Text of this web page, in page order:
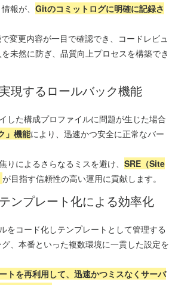
報が、 Gitのコミットログに明確に記録さ
変更内容が一目で確認でき、コードレビュ
未然に防ぎ、品質向上プロセスを構築でき
現するロールバック機能
した構成プロファイルに問題が生じた場合
」機能により、迅速かつ安全に正常なバー
りによるさらなるミスを避け、 SRE（Site
が目指す信頼性の高い運用に貢献します。
ンプレート化による効率化
をコード化しテンプレートとして管理する
、本番といった複数環境に一貫した設定を
トを再利用して、迅速かつミスなくサーバ